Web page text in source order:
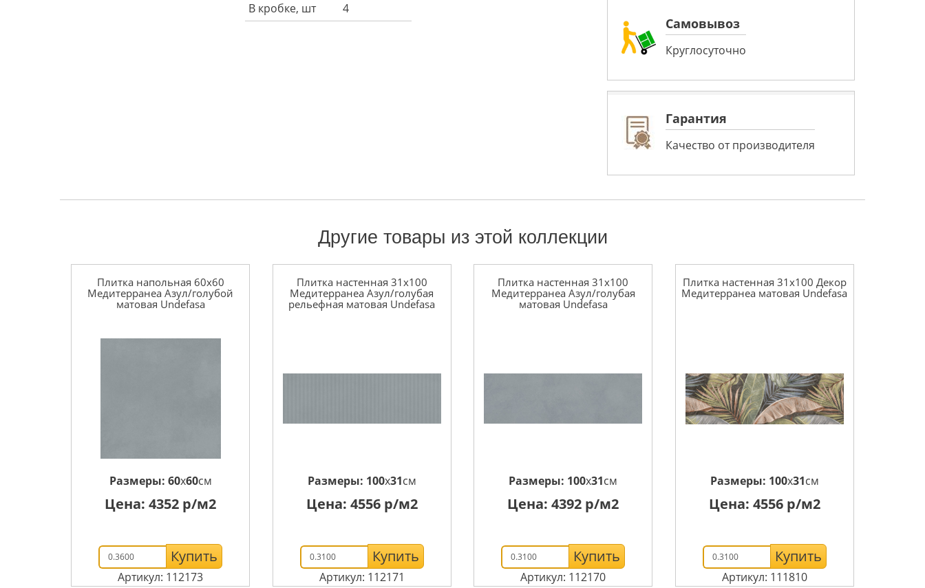
В кробке, шт
4
Самовывоз
Круглосуточно
Гарантия
Качество от производителя
Другие товары из этой коллекции
Плитка напольная 60x60
Медитерранеа Азул/голубой
матовая Undefasa
Размеры: 60x60см
Цена:4352 р/м2
Купить
Артикул: 112173
Плитка настенная 31x100
Медитерранеа Азул/голубая
рельефная матовая Undefasa
Размеры: 100x31см
Цена: 4556р/м2
Купить
Артикул: 112171
Плитка настенная 31x100
Медитерранеа Азул/голубая
матовая Undefasa
Размеры: 100x31см
Цена:4392 р/м2
Купить
Артикул: 112170
Плитка настенная 31x100 Декор
Медитерранеа матовая Undefasa
Размеры: 100x31см
Цена: 4556р/м2
Купить
Артикул: 111810